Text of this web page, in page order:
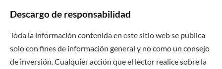
Descargo de responsabilidad
Toda la información contenida en este sitio web se publica
solo con fines de información general y no como un consejo
de inversión. Cualquier acción que el lector realice sobre la